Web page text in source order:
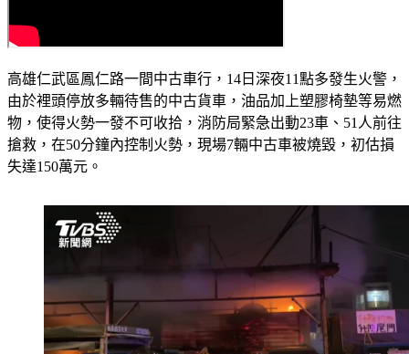
高雄仁武區鳳仁路一間中古車行，14日深夜11點多發生火警，
由於裡頭停放多輛待售的中古貨車，油品加上塑膠椅墊等易燃
物，使得火勢一發不可收拾，消防局緊急出動23車、51人前往
搶救，在50分鐘內控制火勢，現場7輛中古車被燒毀，初估損